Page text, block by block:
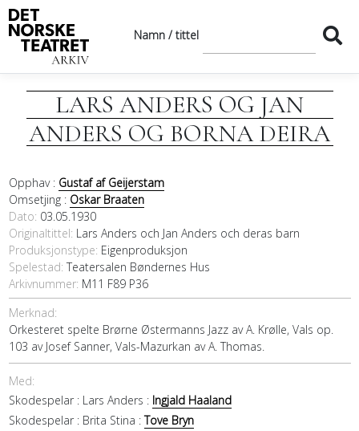
Namn / tittel
LARS ANDERS OG JAN
ANDERS OG BORNA DEIRA
Opphav : Gustaf af Geijerstam
Omsetjing : Oskar Braaten
Dato 03.05.1930
Originaltittel Lars Anders och Jan Anders och deras barn
Produksjonstype: Eigenproduksjon
Spelestad: Teatersalen Bøndernes Hus
Arkivnummer: M11 F89 P36
Merknad:
Orkesteret spelte Brørne Østermanns Jazz av A. Krølle, Vals op.
103 av Josef Sanner, Vals-Mazurkan av A. Thomas.
Med:
Skodespelar : Lars Anders : Ingjald Haaland
Skodespelar : Brita Stina :Tove Bryn